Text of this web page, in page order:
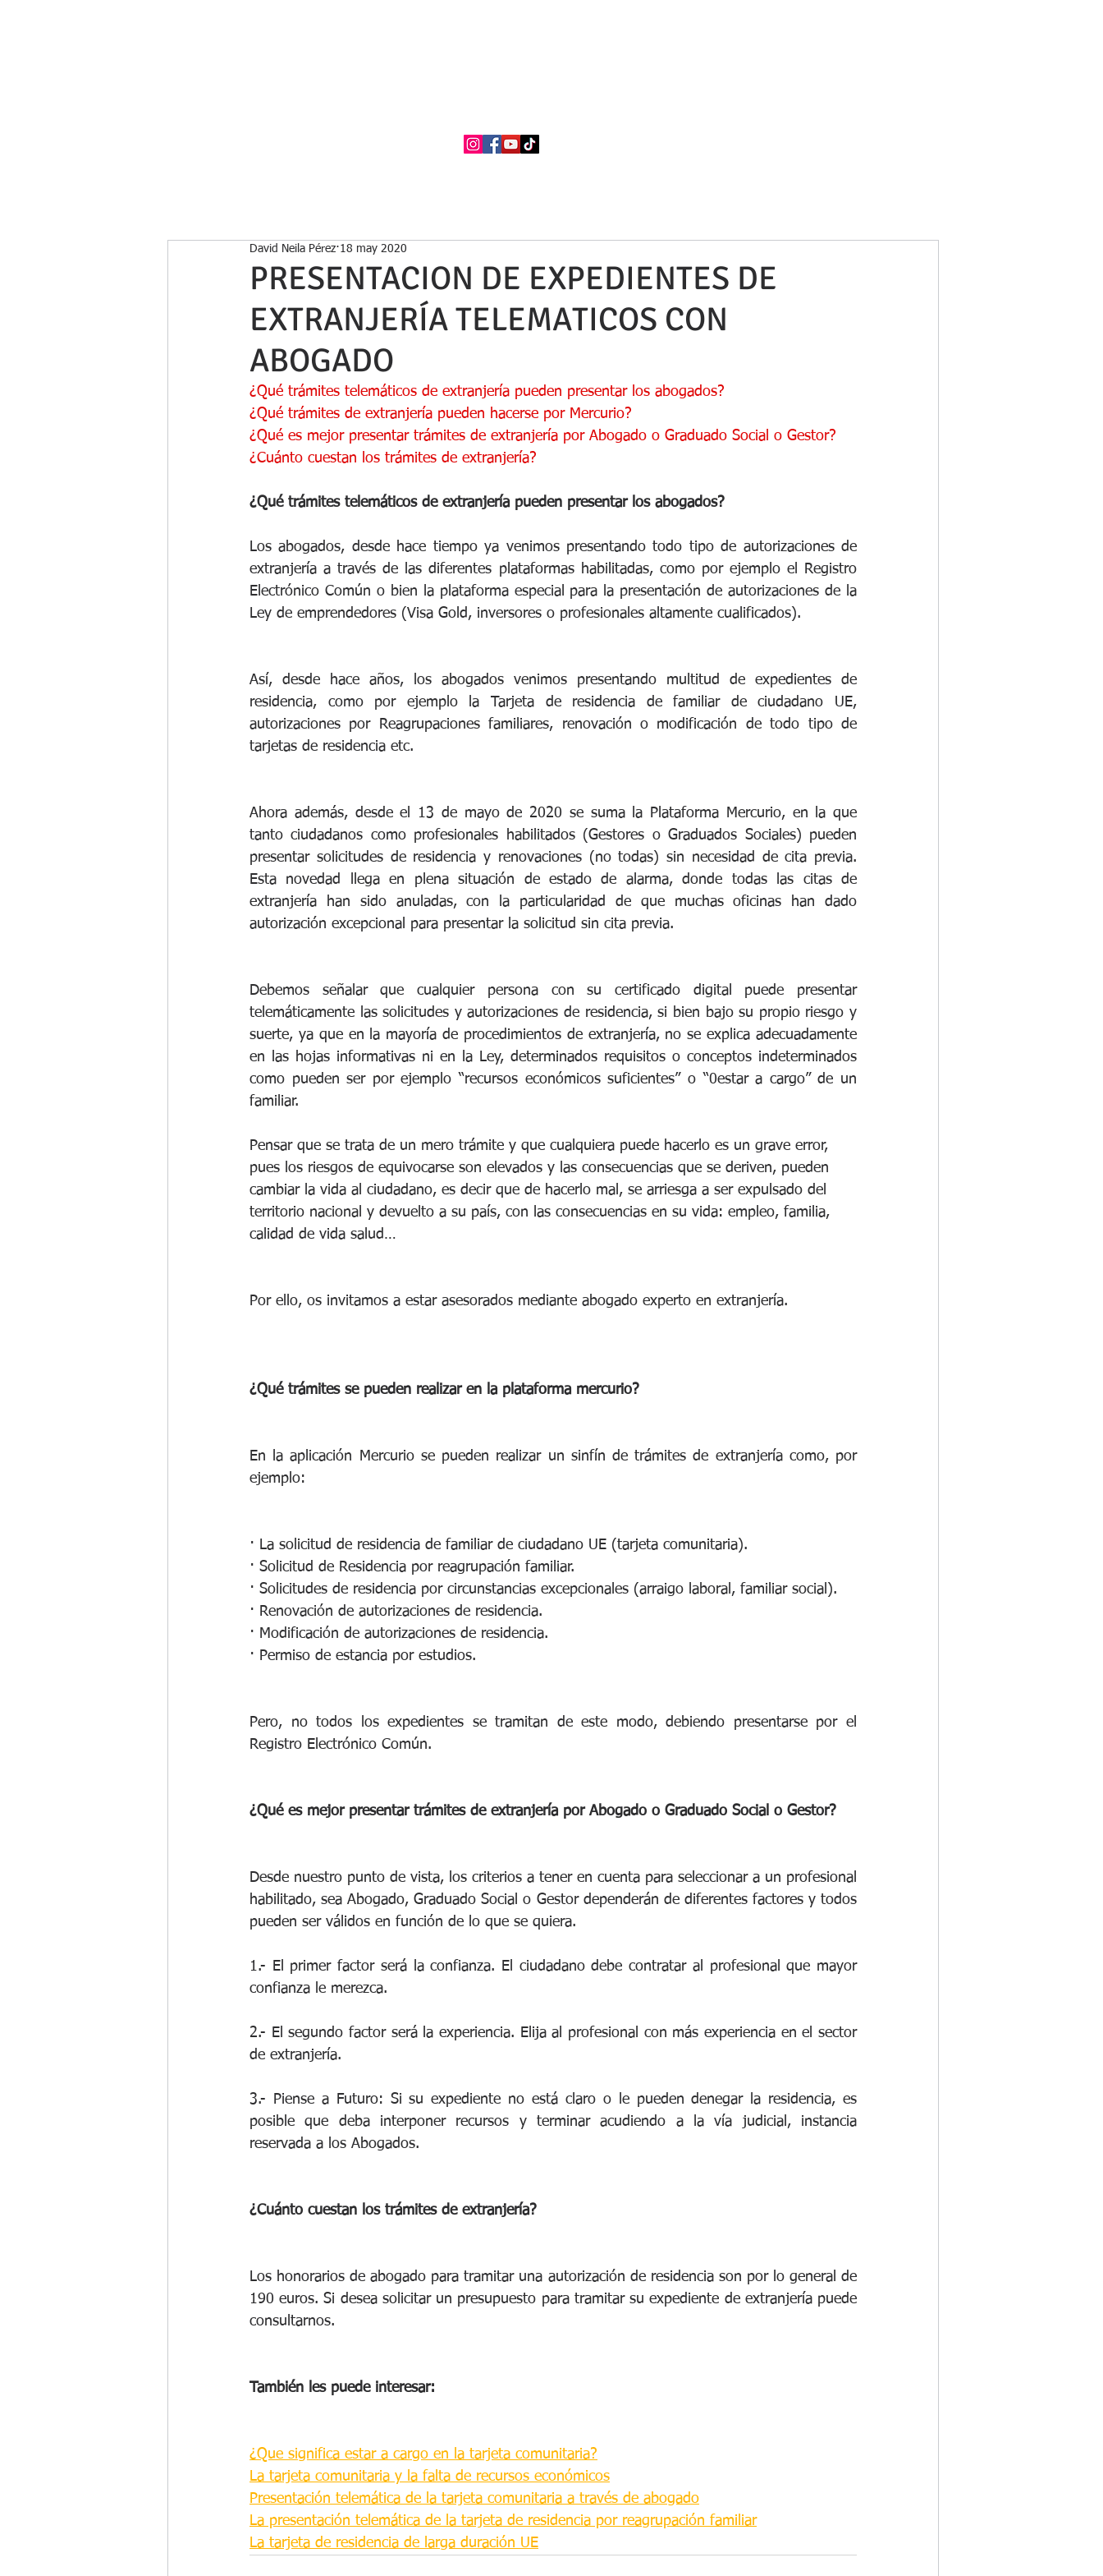
PRESENTACION DE EXPEDIENTES DE
EXTRANJERÍA TELEMATICOS CON
ABOGADO
David Neila Pérez 18 may 2020
¿Qué trámites telemáticos de extranjería pueden presentar los abogados?
¿Qué trámites de extranjería pueden hacerse por Mercurio?
¿Qué es mejor presentar trámites de extranjería por Abogado o Graduado Social o Gestor?
¿Cuánto cuestan los trámites de extranjería?
¿Qué trámites telemáticos de extranjería pueden presentar los abogados?
Los abogados, desde hace tiempo ya venimos presentando todo tipo de autorizaciones de
extranjería a través de las diferentes plataformas habilitadas, como por ejemplo el Registro
Electrónico Común o bien la plataforma especial para la presentación de autorizaciones de la
Ley de emprendedores (Visa Gold, inversores o profesionales altamente cualificados).
Así, desde hace años, los abogados venimos presentando multitud de expedientes de
residencia, como por ejemplo la Tarjeta de residencia de familiar de ciudadano UE,
autorizaciones por Reagrupaciones familiares, renovación o modificación de todo tipo de
tarjetas de residencia etc.
Ahora además, desde el 13 de mayo de 2020 se suma la Plataforma Mercurio, en la que
tanto ciudadanos como profesionales habilitados (Gestores o Graduados Sociales) pueden
presentar solicitudes de residencia y renovaciones (no todas) sin necesidad de cita previa.
Esta novedad llega en plena situación de estado de alarma, donde todas las citas de
extranjería han sido anuladas, con la particularidad de que muchas oficinas han dado
autorización excepcional para presentar la solicitud sin cita previa.
Debemos señalar que cualquier persona con su certificado digital puede presentar
telemáticamente las solicitudes y autorizaciones de residencia, si bien bajo su propio riesgo y
suerte, ya que en la mayoría de procedimientos de extranjería, no se explica adecuadamente
en las hojas informativas ni en la Ley, determinados requisitos o conceptos indeterminados
como pueden ser por ejemplo “recursos económicos suficientes” o “0estar a cargo” de un
familiar.
Pensar que se trata de un mero trámite y que cualquiera puede hacerlo es un grave error,
pues los riesgos de equivocarse son elevados y las consecuencias que se deriven, pueden
cambiar la vida al ciudadano, es decir que de hacerlo mal, se arriesga a ser expulsado del
territorio nacional y devuelto a su país, con las consecuencias en su vida: empleo, familia,
calidad de vida salud…
Por ello, os invitamos a estar asesorados mediante abogado experto en extranjería.
¿Qué trámites se pueden realizar en la plataforma mercurio?
En la aplicación Mercurio se pueden realizar un sinfín de trámites de extranjería como, por
ejemplo:
· La solicitud de residencia de familiar de ciudadano UE (tarjeta comunitaria).
· Solicitud de Residencia por reagrupación familiar.
· Solicitudes de residencia por circunstancias excepcionales (arraigo laboral, familiar social).
· Renovación de autorizaciones de residencia.
· Modificación de autorizaciones de residencia.
· Permiso de estancia por estudios.
Pero, no todos los expedientes se tramitan de este modo, debiendo presentarse por el
Registro Electrónico Común.
¿Qué es mejor presentar trámites de extranjería por Abogado o Graduado Social o Gestor?
Desde nuestro punto de vista, los criterios a tener en cuenta para seleccionar a un profesional
habilitado, sea Abogado, Graduado Social o Gestor dependerán de diferentes factores y todos
pueden ser válidos en función de lo que se quiera.
1.- El primer factor será la confianza. El ciudadano debe contratar al profesional que mayor
confianza le merezca.
2.- El segundo factor será la experiencia. Elija al profesional con más experiencia en el sector
de extranjería.
3.- Piense a Futuro: Si su expediente no está claro o le pueden denegar la residencia, es
posible que deba interponer recursos y terminar acudiendo a la vía judicial, instancia
reservada a los Abogados.
¿Cuánto cuestan los trámites de extranjería?
Los honorarios de abogado para tramitar una autorización de residencia son por lo general de
190 euros. Si desea solicitar un presupuesto para tramitar su expediente de extranjería puede
consultarnos.
También les puede interesar:
¿Que significa estar a cargo en la tarjeta comunitaria?
La tarjeta comunitaria y la falta de recursos económicos
Presentación telemática de la tarjeta comunitaria a través de abogado
La presentación telemática de la tarjeta de residencia por reagrupación familiar
La tarjeta de residencia de larga duración UE